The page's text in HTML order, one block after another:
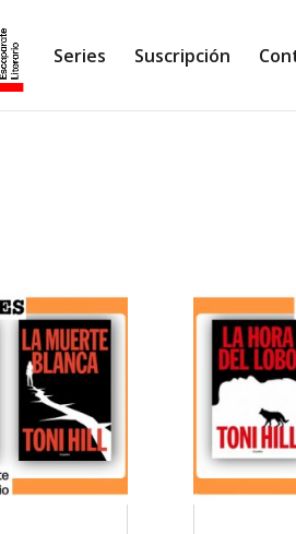
Series Suscripción